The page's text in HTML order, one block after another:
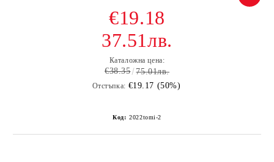
€19.18
37.51лв.
Каталожна цена:
€38.35 75.01лв.
Отстъпка: €19.17 (50%)
Код: 2022tomi-2